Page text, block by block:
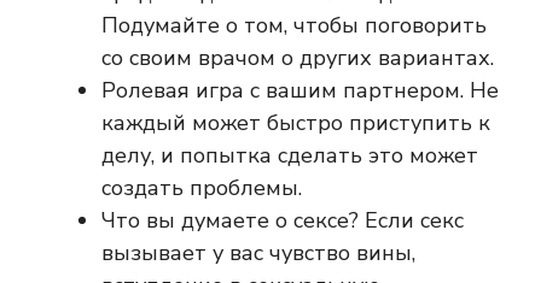
Подумайте о том, чтобы поговорить
со своим врачом о других вариантах.
Ролевая игра с вашим партнером. Не
каждый может быстро приступить к
делу, и попытка сделать это может
создать проблемы.
Что вы думаете о сексе? Если секс
вызывает у вас чувство вины,